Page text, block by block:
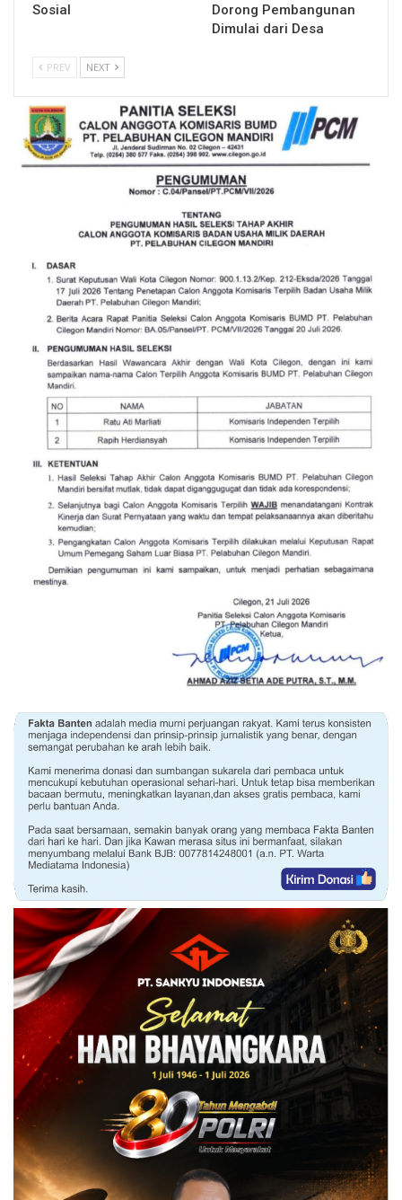
Sosial
Dorong Pembangunan
Dimulai dari Desa
PREV NEXT